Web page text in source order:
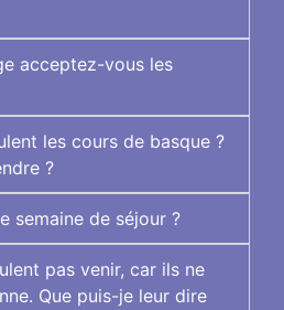
acceptez-vous les
les cours de basque ?
?
semaine de séjour ?
pas venir, car ils ne
Que puis-je leur dire